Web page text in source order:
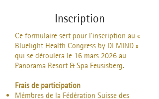
Inscription
Ce formulaire sert pour l'inscription au «
Bluelight Health Congress by DI MIND »
qui se déroulera le 16 mars 2026 au
Panorama Resort & Spa Feusisberg.
Frais de participation
Mémbres de la Fédération Suisse des